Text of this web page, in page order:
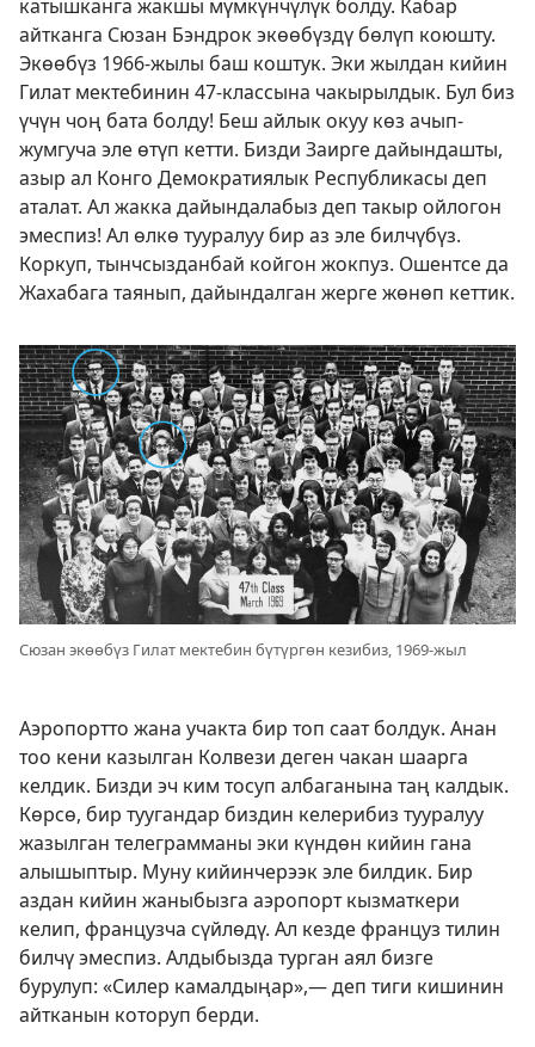
катышканга жакшы мүмкүнчүлүк болду. Кабар
айтканга Сюзан Бэндрок экөөбүздү бөлүп коюшту.
Экөөбүз 1966-жылы баш коштук. Эки жылдан кийин
Гилат мектебинин 47-классына чакырылдык. Бул биз
үчүн чоң бата болду! Беш айлык окуу көз ачып-
жумгуча эле өтүп кетти. Бизди Заирге дайындашты,
азыр ал Конго Демократиялык Республикасы деп
аталат. Ал жакка дайындалабыз деп такыр ойлогон
эмеспиз! Ал өлкө тууралуу бир аз эле билчүбүз.
Коркуп, тынчсызданбай койгон жокпуз. Ошентсе да
Жахабага таянып, дайындалган жерге жөнөп кеттик.
Сюзан экөөбүз Гилат мектебин бүтүргөн кезибиз, 1969-жыл
Аэропортто жана учакта бир топ саат болдук. Анан
тоо кени казылган Колвези деген чакан шаарга
келдик. Бизди эч ким тосуп албаганына таң калдык.
Көрсө, бир туугандар биздин келерибиз тууралуу
жазылган телеграмманы эки күндөн кийин гана
алышыптыр. Муну кийинчерээк эле билдик. Бир
аздан кийин жаныбызга аэропорт кызматкери
келип, французча сүйлөдү. Ал кезде француз тилин
билчү эмеспиз. Алдыбызда турган аял бизге
бурулуп: «Силер камалдыңар»,— деп тиги кишинин
айтканын которуп берди.